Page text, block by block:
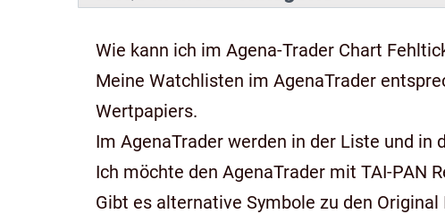
Wie kann ich im Agena-Trader Chart
Meine Watchlisten im AgenaTrader
Wertpapiers.
Im AgenaTrader werden in der Liste und
Ich möchte den AgenaTrader mit TAI-PAN
Gibt es alternative Symbole zu den Original